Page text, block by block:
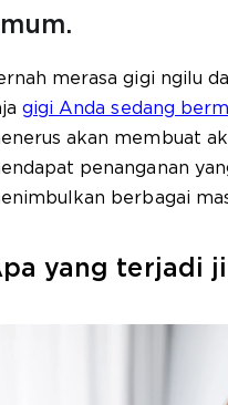
merasa gigi ngilu
gigi Anda sedang
akan membuat
penanganan
berbagai
yang terjadi